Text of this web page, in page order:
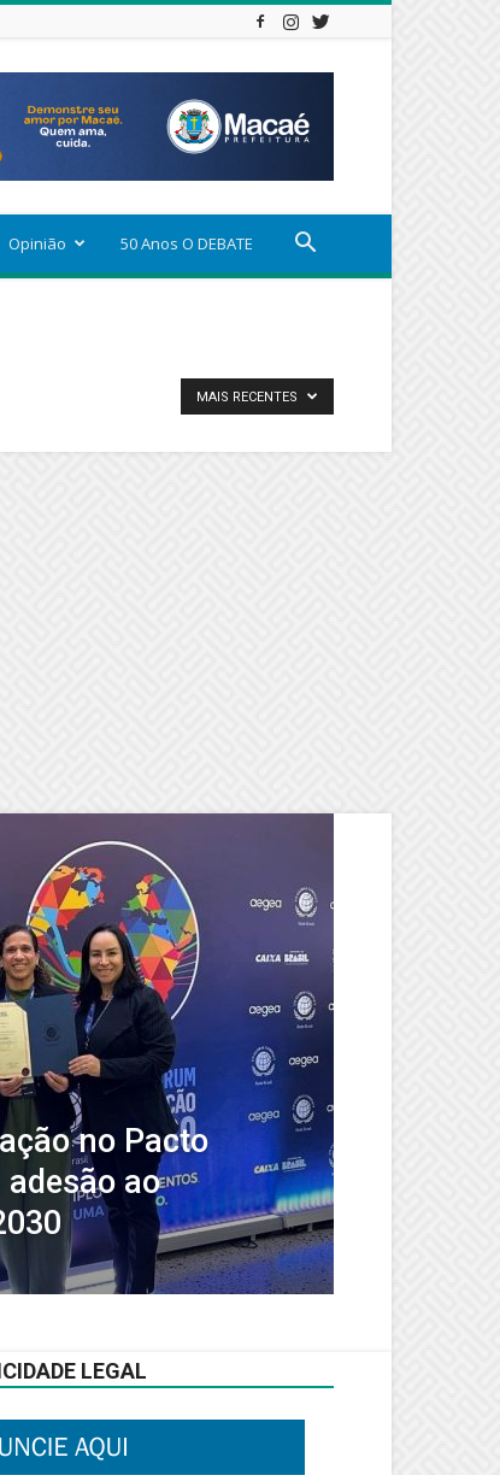
Opinião 50 Anos O DEBATE
MAIS RECENTES
no Pacto
adesão ao
LEGAL